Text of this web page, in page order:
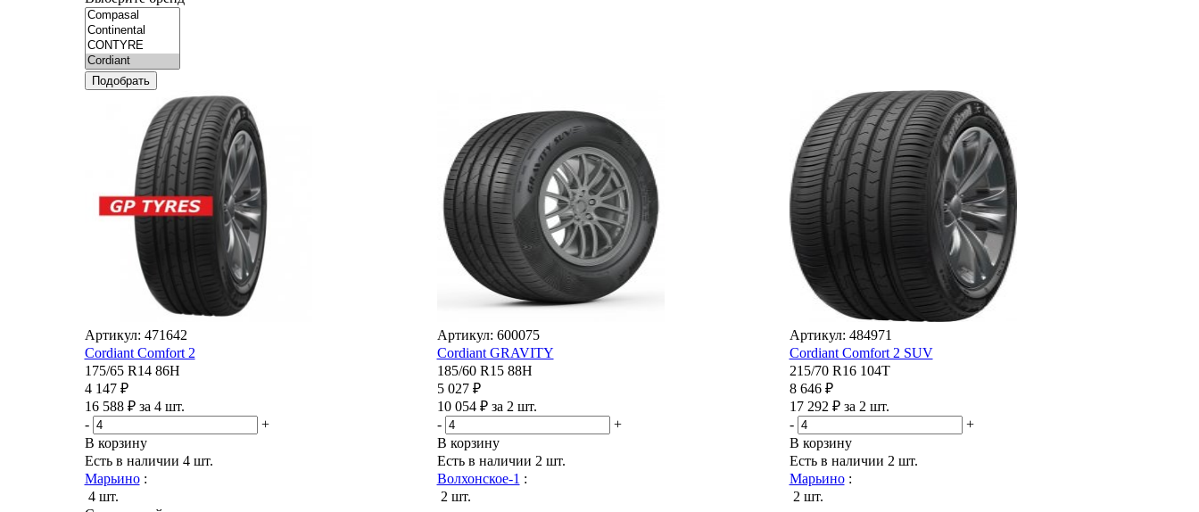
Подобрать
Артикул: 471642
Cordiant Comfort 2
175/65 R14 86H
4 147 ₽
16 588 ₽ за 4 шт.
-
+
В корзину
Есть в наличии 4 шт.
Марьино:
4 шт.
Артикул: 600075
Cordiant GRAVITY
185/60 R15 88H
5 027 ₽
10 054 ₽ за 2 шт.
-
+
В корзину
Есть в наличии 2 шт.
Волхонское-1 :
2 шт.
Артикул: 484971
Cordiant Comfort 2 SUV
215/70 R16 104T
8 646 ₽
17 292 ₽ за 2 шт.
-
+
В корзину
Есть в наличии 2 шт.
Марьино:
2 шт.